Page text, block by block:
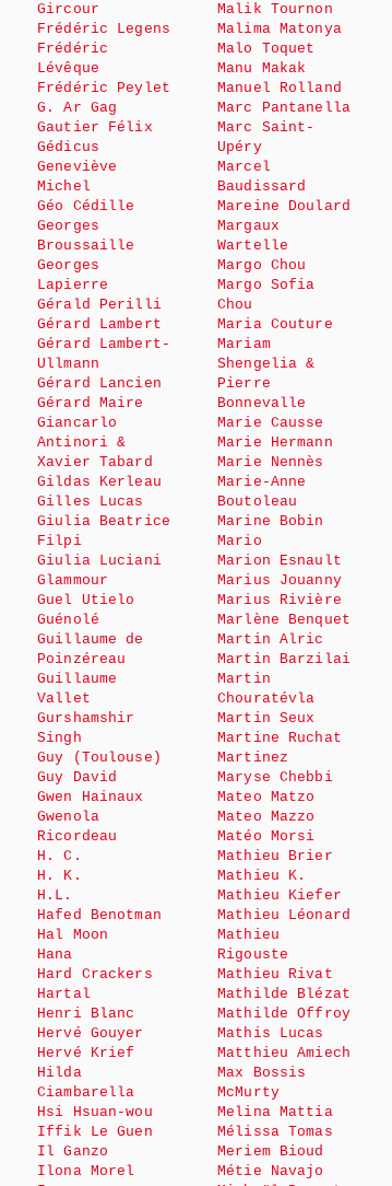
Gircour
Frédéric Legens
Frédéric
Lévêque
Frédéric Peylet
G. Ar Gag
Gautier Félix
Gédicus
Geneviève
Michel
Géo Cédille
Georges
Broussaille
Georges
Lapierre
Gérald Perilli
Gérard Lambert
Gérard Lambert-
Ullmann
Gérard Lancien
Gérard Maire
Giancarlo
Antinori &
Xavier Tabard
Gildas Kerleau
Gilles Lucas
Giulia Beatrice
Filpi
Giulia Luciani
Glammour
Guel Utielo
Guénolé
Guillaume de
Poinzéreau
Guillaume
Vallet
Gurshamshir
Singh
Guy (Toulouse)
Guy David
Gwen Hainaux
Gwenola
Ricordeau
H. C.
H. K.
H.L.
Hafed Benotman
Hal Moon
Hana
Hard Crackers
Hartal
Henri Blanc
Hervé Gouyer
Hervé Krief
Hilda
Ciambarella
Hsi Hsuan-wou
Iffik Le Guen
Il Ganzo
Ilona Morel
Malik Tournon
Malima Matonya
Malo Toquet
Manu Makak
Manuel Rolland
Marc Pantanella
Marc Saint-
Upéry
Marcel
Baudissard
Mareine Doulard
Margaux
Wartelle
Margo Chou
Margo Sofia
Chou
Maria Couture
Mariam
Shengelia &
Pierre
Bonnevalle
Marie Causse
Marie Hermann
Marie Nennès
Marie-Anne
Boutoleau
Marine Bobin
Mario
Marion Esnault
Marius Jouanny
Marius Rivière
Marlène Benquet
Martin Alric
Martin Barzilai
Martin
Chouratévla
Martin Seux
Martine Ruchat
Martinez
Maryse Chebbi
Mateo Matzo
Mateo Mazzo
Matéo Morsi
Mathieu Brier
Mathieu K.
Mathieu Kiefer
Mathieu Léonard
Mathieu
Rigouste
Mathieu Rivat
Mathilde Blézat
Mathilde Offroy
Mathis Lucas
Matthieu Amiech
Max Bossis
McMurty
Melina Mattia
Mélissa Tomas
Meriem Bioud
Métie Navajo